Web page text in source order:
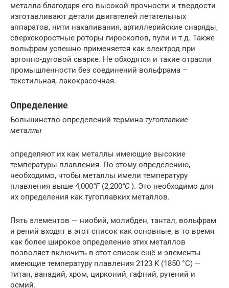
металла благодаря его высокой прочности и твердости
изготавливают детали двигателей летательных
аппаратов, нити накаливания, артиллерийские снаряды,
сверхскоростные роторы гироскопов, пули и т.д. Также
вольфрам успешно применяется как электрод при
аргонно-дуговой сварке. Не обходятся и такие отрасли
промышленности без соединений вольфрама –
текстильная, лакокрасочная.
Определение
Большинство определений термина тугоплавкие
металлы
определяют их как металлы имеющие высокие
температуры плавления. По этому определению,
необходимо, чтобы металлы имели температуру
плавления выше 4,000°F(2,200°C). Это необходимо для
их определения как тугоплавких металлов.
Пять элементов — ниобий, молибден, тантал, вольфрам
и рений входят в этот список как основные, в то время
как более широкое определение этих металлов
позволяет включить в этот список ещё и элементы
имеющие температуру плавления 2123 K (1850 °C) —
титан, ванадий, хром, цирконий, гафний, рутений и
осмий.